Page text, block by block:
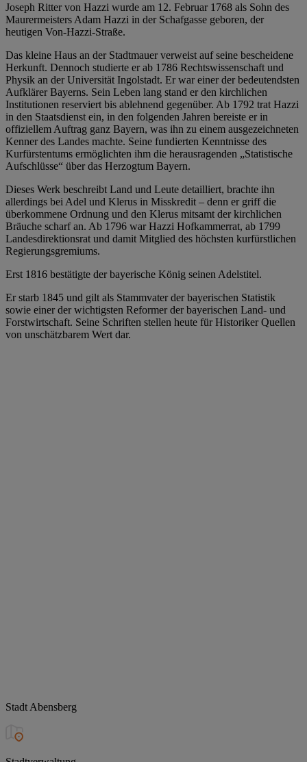
Joseph Ritter von Hazzi wurde am 12. Februar 1768 als Sohn des
Maurermeisters Adam Hazzi in der Schafgasse geboren, der
heutigen Von-Hazzi-Straße.
Das kleine Haus an der Stadtmauer verweist auf seine bescheidene
Herkunft. Dennoch studierte er ab 1786 Rechtswissenschaft und
Physik an der Universität Ingolstadt. Er war einer der bedeutendsten
Aufklärer Bayerns. Sein Leben lang stand er den kirchlichen
Institutionen reserviert bis ablehnend gegenüber. Ab 1792 trat Hazzi
in den Staatsdienst ein, in den folgenden Jahren bereiste er in
offiziellem Auftrag ganz Bayern, was ihn zu einem ausgezeichneten
Kenner des Landes machte. Seine fundierten Kenntnisse des
Kurfürstentums ermöglichten ihm die herausragenden „Statistische
Aufschlüsse“ über das Herzogtum Bayern.
Dieses Werk beschreibt Land und Leute detailliert, brachte ihn
allerdings bei Adel und Klerus in Misskredit – denn er griff die
überkommene Ordnung und den Klerus mitsamt der kirchlichen
Bräuche scharf an. Ab 1796 war Hazzi Hofkammerrat, ab 1799
Landesdirektionsrat und damit Mitglied des höchsten kurfürstlichen
Regierungsgremiums.
Erst 1816 bestätigte der bayerische König seinen Adelstitel.
Er starb 1845 und gilt als Stammvater der bayerischen Statistik
sowie einer der wichtigsten Reformer der bayerischen Land- und
Forstwirtschaft. Seine Schriften stellen heute für Historiker Quellen
von unschätzbarem Wert dar.
Stadt Abensberg